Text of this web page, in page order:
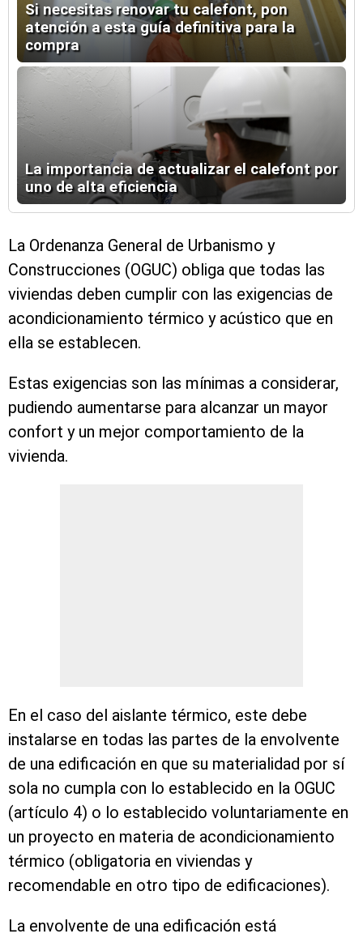
Si necesitas renovar tu calefont, pon
atención a esta guía definitiva para la
compra
La importancia de actualizar el calefont por
uno de alta eficiencia
La Ordenanza General de Urbanismo y
Construcciones (OGUC) obliga que todas las
viviendas deben cumplir con las exigencias de
acondicionamiento térmico y acústico que en
ella se establecen.
Estas exigencias son las mínimas a considerar,
pudiendo aumentarse para alcanzar un mayor
confort y un mejor comportamiento de la
vivienda.
En el caso del aislante térmico, este debe
instalarse en todas las partes de la envolvente
de una edificación en que su materialidad por sí
sola no cumpla con lo establecido en la OGUC
(artículo 4) o lo establecido voluntariamente en
un proyecto en materia de acondicionamiento
térmico (obligatoria en viviendas y
recomendable en otro tipo de edificaciones).
La envolvente de una edificación está